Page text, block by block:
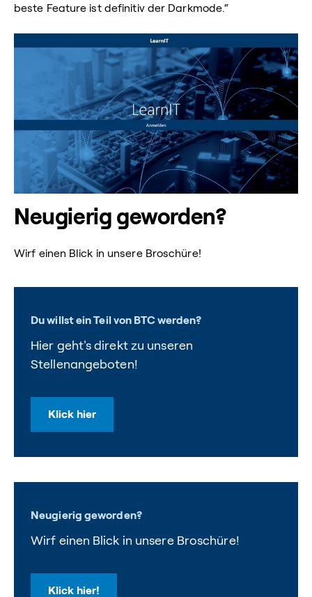
beste Feature ist definitiv der Darkmode.“
Neugierig geworden?
Wirf einen Blick in unsere Broschüre!
Du willst ein Teil von BTC werden?
Hier geht's direkt zu unseren
Stellenangeboten!
Klick hier
Neugierig geworden?
Wirf einen Blick in unsere Broschüre!
Klick hier!